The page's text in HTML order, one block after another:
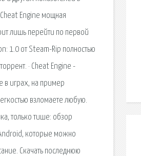
Engine мощная
лишь перейти по первой
1.0 от Steam-Rip полностью
· Cheat Engine -
в играх, на пример
взломаете любую.
только тише: обзор
которые можно
Скачать последнюю